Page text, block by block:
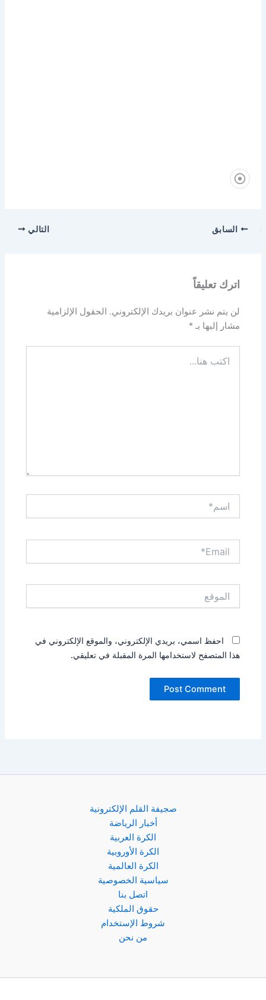
السابق التالي
اترك تعليقاً
لن يتم نشر عنوان بريدك الإلكتروني. الحقول الإلزامية
مشار إليها بـ*
هنا...
احفظ اسمي، بريدي الإلكتروني، والموقع الإلكتروني في
هذا المتصفح لاستخدامها المرة المقبلة في تعليقي.
صجيفة القلم الإلكترونية
أخبار الرياضة
الكرة العربية
الكرة الأوروبية
الكرة العالمية
سياسية الخصوصية
اتصل بنا
حقوق الملكية
شروط الإستخدام
من نحن